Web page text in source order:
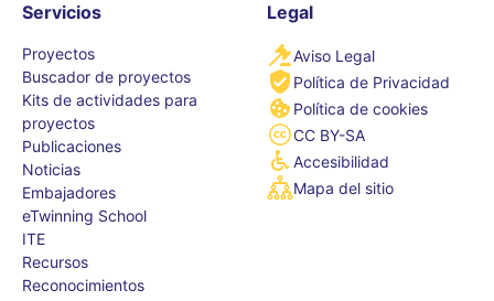
Servicios
Proyectos
Buscador de proyectos
Kits de actividades para
proyectos
Publicaciones
Noticias
Embajadores
eTwinning School
ITE
Recursos
Reconocimientos
Legal
Aviso Legal
Política de Privacidad
Política de cookies
CC BY-SA
Accesibilidad
Mapa del sitio